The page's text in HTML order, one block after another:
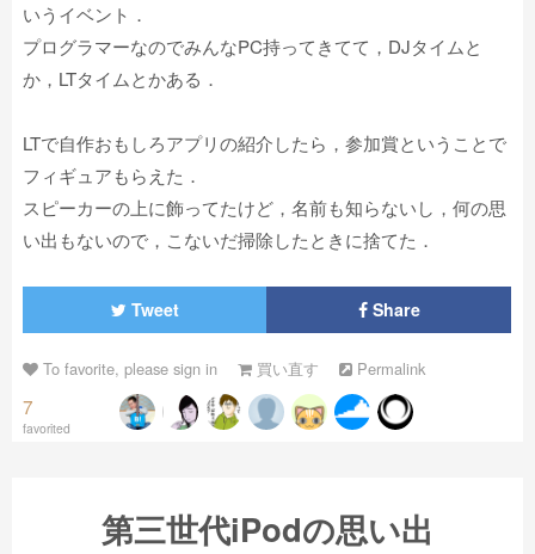
いうイベント．
プログラマーなのでみんなPC持ってきてて，DJタイムと
か，LTタイムとかある．
LTで自作おもしろアプリの紹介したら，参加賞ということで
フィギュアもらえた．
スピーカーの上に飾ってたけど，名前も知らないし，何の思
い出もないので，こないだ掃除したときに捨てた．
Tweet Share
To favorite, please sign in 買い直す Permalink
7
favorited
第三世代iPodの思い出